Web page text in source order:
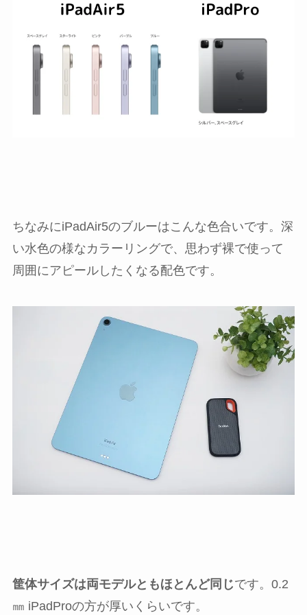
ちなみにiPadAir5のブルーはこんな色合いです。深
い水色の様なカラーリングで、思わず裸で使って
周囲にアピールしたくなる配色です。
筐体サイズは両モデルともほとんど同じです。0.2
㎜ iPadProの方が厚いくらいです。